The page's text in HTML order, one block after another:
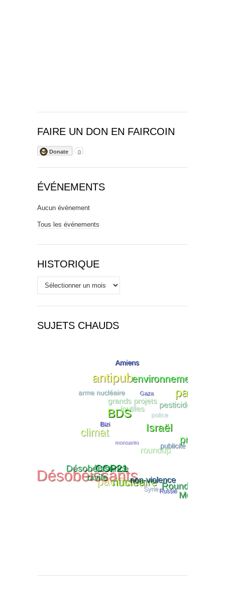
FAIRE UN DON EN FAIRCOIN
Donate 0
ÉVÉNEMENTS
Aucun événement
Tous les événements
HISTORIQUE
Historique
SUJETS CHAUDS